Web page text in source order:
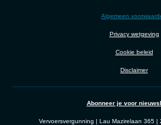
Algemeen
Privacy wetgeving
Cookie beleid
Disclaimer
Abonneer je voor
Vervoersvergunning | Lau Mazirelaan 365 |